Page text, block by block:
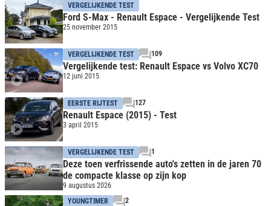
VERGELIJKENDE TEST
Ford S-Max - Renault Espace - Vergelijkende Test
25 november 2015
VERGELIJKENDE TEST 109
Vergelijkende test: Renault Espace vs Volvo XC70
12 juni 2015
EERSTE RIJTEST 127
Renault Espace (2015) - Test
3 april 2015
VERGELIJKENDE TEST 1
Deze toen verfrissende auto's zetten in de jaren 70
de compacte klasse op zijn kop
9 augustus 2026
YOUNGTIMER
2